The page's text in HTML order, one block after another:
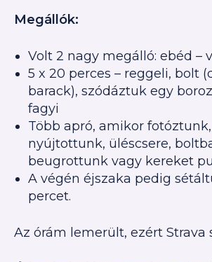
Megállók:
Volt 2 nagy megálló: ebéd –
5 x 20 perces – reggeli, bolt
barack), szódáztuk egy
fagyi
Több apró, amikor fotóztunk,
nyújtottunk, üléscsere,
beugrottunk vagy kereket
A végén éjszaka pedig
percet.
Az órám lemerült, ezért Strava